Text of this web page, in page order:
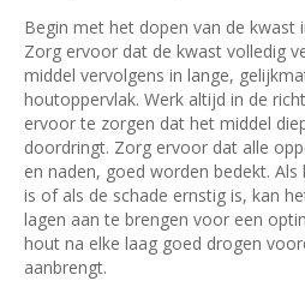
Begin met het dopen van de kwast
Zorg ervoor dat de kwast volledig
middel vervolgens in lange,
houtoppervlak. Werk altijd in de
ervoor te zorgen dat het middel
doordringt. Zorg ervoor dat alle
en naden, goed worden bedekt.
is of als de schade ernstig is, kan
lagen aan te brengen voor een
hout na elke laag goed drogen
aanbrengt.